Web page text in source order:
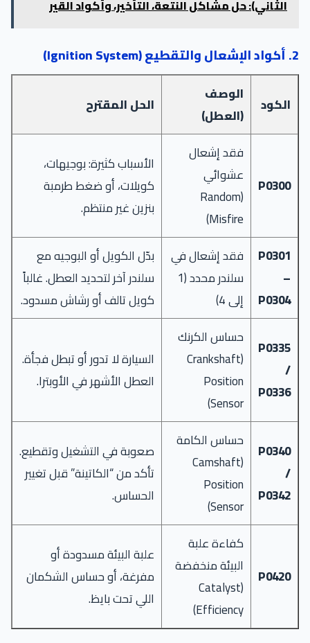
الثاني): حل مشاكل النتعة، التأخير، وأكواد القير
2. أكواد الإشعال والتقطيع (Ignition System)
الكود
الوصف
(العطل)
الحل المقترح
P0300
فقد إشعال
عشوائي
(Random
Misfire)
الأسباب كثيرة: بوجيهات،
كويلات، أو ضغط طرمبة
بنزين غير منتظم.
P0301
–
P0304
فقد إشعال في
سلندر محدد (1
إلى 4)
بدّل الكويل أو البوجيه مع
سلندر آخر لتحديد العطل. غالباً
كويل تالف أو رشاش مسدود.
P0335
/
P0336
حساس الكرنك
(Crankshaft
Position
Sensor)
السيارة لا تدور أو تبطل فجأة.
العطل الأشهر في الأوبترا.
P0340
/
P0342
حساس الكامة
(Camshaft
Position
Sensor)
صعوبة في التشغيل وتقطيع.
تأكد من “الكاتينة” قبل تغيير
الحساس.
P0420
كفاءة علبة
البيئة منخفضة
(Catalyst
Efficiency)
علبة البيئة مسدودة أو
مفرغة، أو حساس الشكمان
اللي تحت بايظ.